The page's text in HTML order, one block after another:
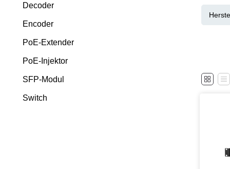
Decoder
Encoder
PoE-Extender
PoE-Injektor
SFP-Modul
Switch